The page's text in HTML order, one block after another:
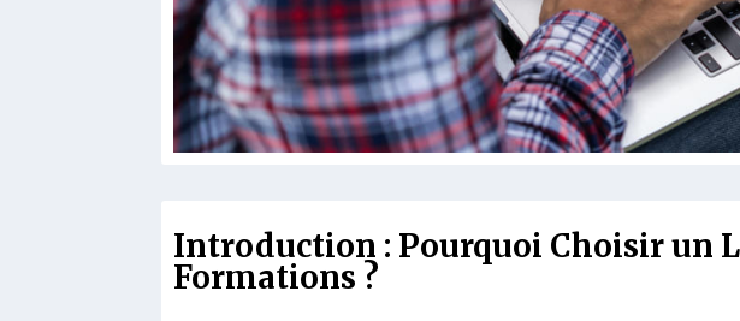
Introduction : Pourquoi Choisir un
Formations ?